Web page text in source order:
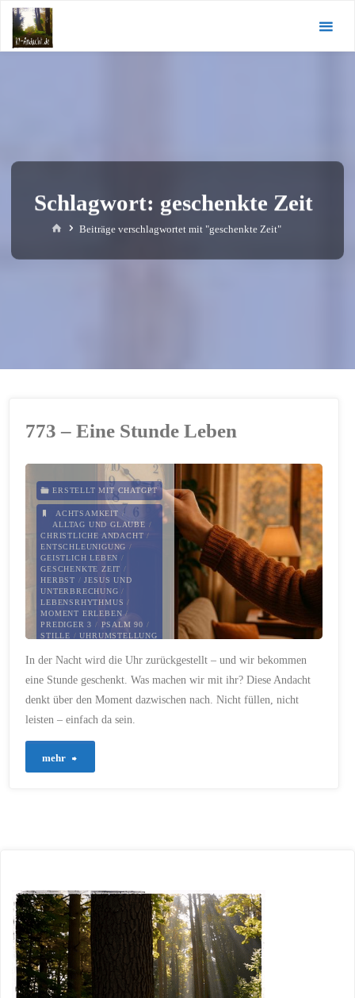
Zum
Inhalt
springen
Schlagwort: geschenkte Zeit
StartBeiträge verschlagwortet mit "geschenkte Zeit"
773 – Eine Stunde Leben
ERSTELLT MIT CHATGPT
ACHTSAMKEIT /
ALLTAG UND GLAUBE /
CHRISTLICHE ANDACHT /
ENTSCHLEUNIGUNG /
GEISTLICH LEBEN /
GESCHENKTE ZEIT /
HERBST /JESUS UND
UNTERBRECHUNG /
LEBENSRHYTHMUS /
MOMENT ERLEBEN /
PREDIGER 3 / PSALM 90 /
STILLE /UHRUMSTELLUNG
ZEITUMSTELLUNG
25. OKTOBER 2025
In der Nacht wird die Uhr zurückgestellt – und wir bekommen
eine Stunde geschenkt. Was machen wir mit ihr? Diese Andacht
denkt über den Moment dazwischen nach. Nicht füllen, nicht
leisten – einfach da sein.
mehr